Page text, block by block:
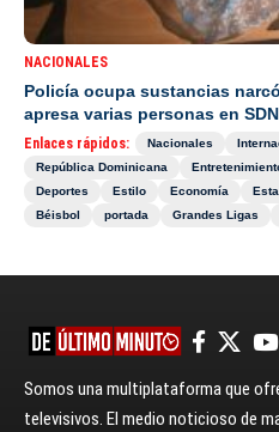
NACIONALES
Policía ocupa sustancias
apresa varias personas en SDN
Enlaces rápidos: Nacionales
República Dominicana
Deportes
Estilo Economía
Béisbol
portada Grandes Ligas
Somos una multiplataforma que
televisivos. El medio noticioso de